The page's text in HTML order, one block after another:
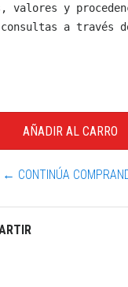
valores y
a través
← CONTINÚA